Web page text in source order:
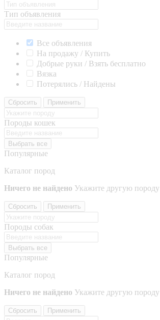
Тип объявления
Все объявления
На продажу / Купить
Добрые руки / Взять бесплатно
Вязка
Потерялись / Найдены
Сбросить Применить
Породы кошек
Выбрать все
Популярные
Каталог пород
Ничего не найдено Укажите другую породу
Сбросить Применить
Породы собак
Выбрать все
Популярные
Каталог пород
Ничего не найдено Укажите другую породу
Сбросить Применить